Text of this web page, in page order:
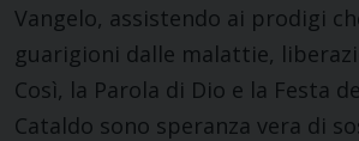
Vangelo, assistendo ai prodigi
guarigioni dalle malattie,
Così, la Parola di Dio e la Festa
Cataldo sono speranza vera di